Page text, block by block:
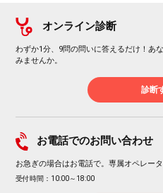
オンライン診断
わずか1分、9問の問いに答えるだけ！あ
みませんか。
診断
お電話でのお問い合わせ
お急ぎの場合はお電話で。専属オペレー
受付時間：10:00～18:00